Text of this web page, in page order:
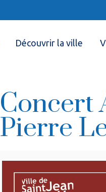
Découvrir la ville
Concert
Pierre